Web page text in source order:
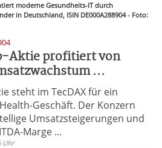
moderne Gesundheits-IT durch
in Deutschland, ISIN DE000A288904 - Foto:
Aktie profitiert von
...
steht im TecDAX für ein
Geschäft. Der Konzern
Umsatzsteigerungen und
Marge ...
Uhr